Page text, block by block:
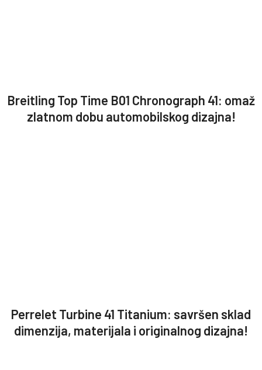
Breitling Top Time B01 Chronograph 41: omaž
zlatnom dobu automobilskog dizajna!
Perrelet Turbine 41 Titanium: savršen sklad
dimenzija, materijala i originalnog dizajna!